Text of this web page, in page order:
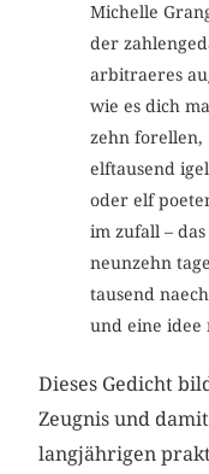
Michelle
der
arbitraeres
wie es dich
zehn forellen,
elftausend igel
oder elf
im zufall – das
neunzehn
tausend
und eine idee
Dieses Gedicht
Zeugnis und
langjährigen